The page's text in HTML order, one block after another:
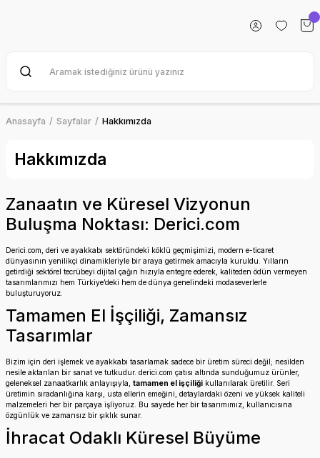
Anasayfa Sayfalar Hakkımızda
Hakkımızda
Zanaatın ve Küresel Vizyonun
Buluşma Noktası: Derici.com
Derici.com, deri ve ayakkabı sektöründeki köklü geçmişimizi, modern e-ticaret
dünyasının yenilikçi dinamikleriyle bir araya getirmek amacıyla kuruldu. Yılların
getirdiği sektörel tecrübeyi dijital çağın hızıyla entegre ederek, kaliteden ödün vermeyen
tasarımlarımızı hem Türkiye’deki hem de dünya genelindeki modaseverlerle
buluşturuyoruz.
Tamamen El İşçiliği, Zamansız
Tasarımlar
Bizim için deri işlemek ve ayakkabı tasarlamak sadece bir üretim süreci değil; nesilden
nesile aktarılan bir sanat ve tutkudur. derici.com çatısı altında sunduğumuz ürünler,
geleneksel zanaatkarlık anlayışıyla, tamamen el işçiliği kullanılarak üretilir. Seri
üretimin sıradanlığına karşı, usta ellerin emeğini, detaylardaki özeni ve yüksek kaliteli
malzemeleri her bir parçaya işliyoruz. Bu sayede her bir tasarımımız, kullanıcısına
özgünlük ve zamansız bir şıklık sunar.
İhracat Odaklı Küresel Büyüme